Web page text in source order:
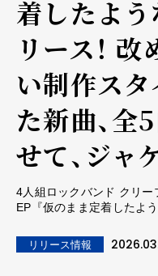
着したよう
リース！
い制作ス
た新曲、全
せて、ジャ
4人組ロックバンド クリ
EP『仮のまま定着したよ
リリース情報